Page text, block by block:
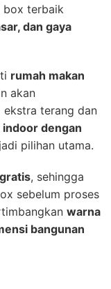
box terbaik
dan gaya
rumah makan
akan
ekstra terang dan
indoor dengan
pilihan utama.
gratis, sehingga
sebelum proses
warna
bangunan